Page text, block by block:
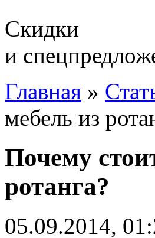
Скидки
и
Главная »
мебель из
Почему
ротанга?
05.09.2014,